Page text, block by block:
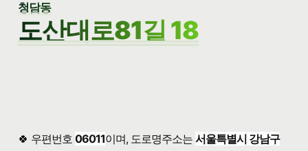
청담동
도산대로81길 18
🍀 우편번호 06011이며, 도로명주소는서울특별시 강남구